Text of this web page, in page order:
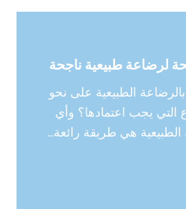
لرضاعة طبيعية ناجحة
الطبيعية على نحو
التي يجب اعتمادها؟ وأي
هي طريقة رائعة…